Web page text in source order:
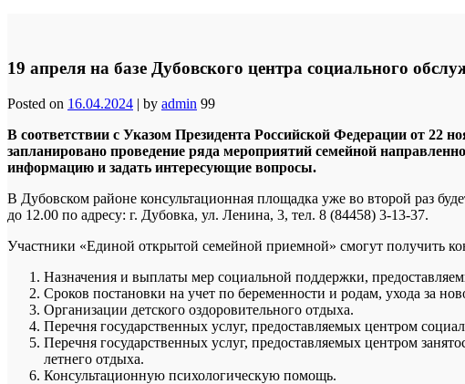
19 апреля на базе Дубовского центра социального
Posted on 16.04.2024 | by admin 99
В соответствии с Указом Президента Российской Федерации от 22
запланировано проведение ряда мероприятий семейной
информацию и задать интересующие вопросы.
В Дубовском районе консультационная площадка уже во второй раз
до 12.00 по адресу: г. Дубовка, ул. Ленина, 3, тел. 8 (84458) 3-13-37.
Участники «Единой открытой семейной приемной» смогут получить
Назначения и выплаты мер социальной поддержки,
Сроков постановки на учет по беременности и родам, ухода за
Организации детского оздоровительного отдыха.
Перечня государственных услуг, предоставляемых центром
Перечня государственных услуг, предоставляемых центром
летнего отдыха.
Консультационную психологическую помощь.